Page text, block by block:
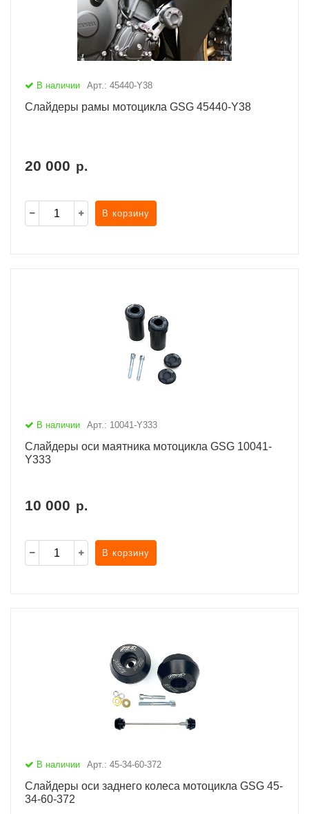
В наличии Арт.: 45440-Y38
Слайдеры рамы мотоцикла GSG 45440-Y38
20 000 р.
В корзину
В наличии Арт.: 10041-Y333
Слайдеры оси маятника мотоцикла GSG 10041-
Y333
10 000 р.
В корзину
В наличии Арт.: 45-34-60-372
Слайдеры оси заднего колеса мотоцикла GSG 45-
34-60-372